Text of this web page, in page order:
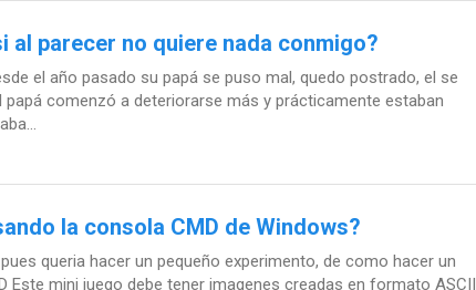
al parecer no quiere nada conmigo?
el año pasado su papá se puso mal, quedo postrado, el se
comenzó a deteriorarse más y prácticamente estaban
la consola CMD de Windows?
queria hacer un pequeño experimento, de como hacer un
Este mini juego debe tener imagenes creadas en formato ASCII